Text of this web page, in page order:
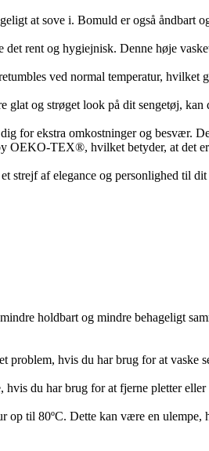
at sove i. Bomuld er også åndbart
rent og hygiejnisk. Denne høje
ved normal temperatur,
glat og strøget look på dit sengetøj,
for ekstra omkostninger og besvær.
TEX®, hvilket betyder, at det
strejf af elegance og personlighed til
holdbart og mindre behageligt
hvis du har brug for at vaske
du har brug for at fjerne pletter
til 80ºC. Dette kan være en